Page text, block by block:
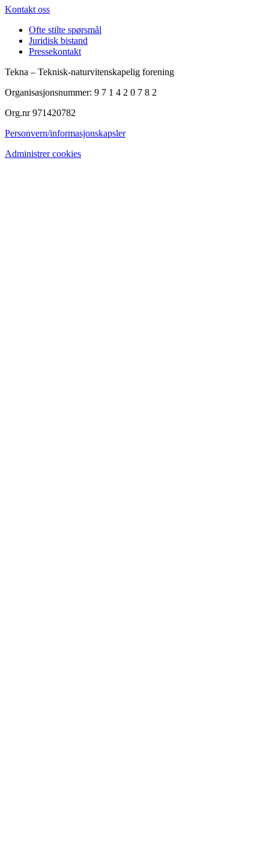
Kontakt oss
Ofte stilte spørsmål
Juridisk bistand
Pressekontakt
Tekna – Teknisk-naturvitenskapelig forening
Organisasjonsnummer: 9 7 1 4 2 0 7 8 2
Org.nr 971420782
Personvern/informasjonskapsler
Administrer cookies